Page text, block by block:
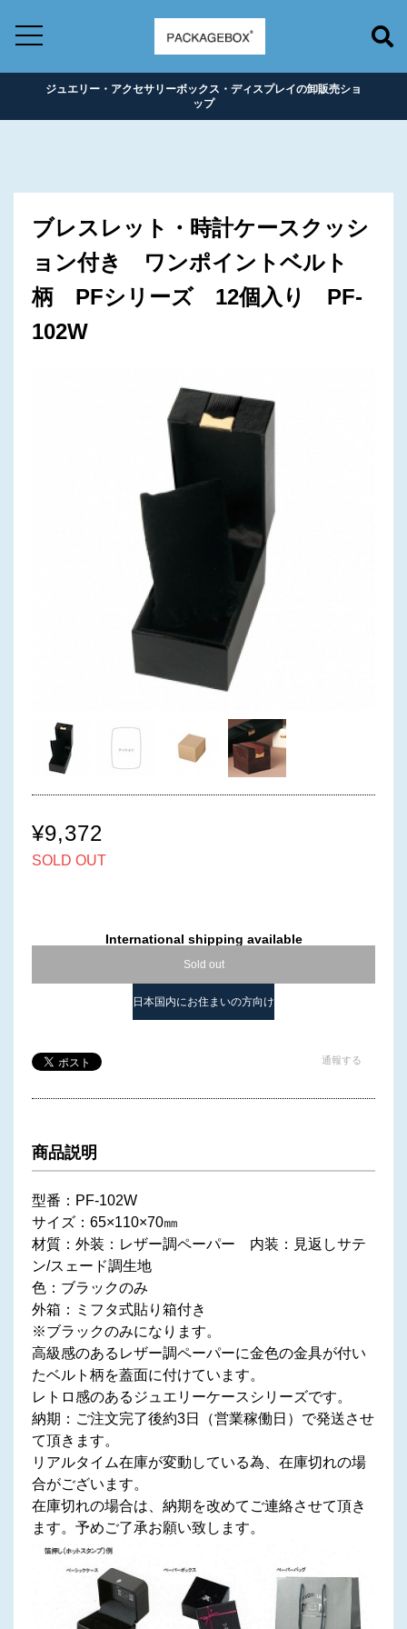
ジュエリー・アクセサリーボックス・ディスプレイの卸販売ショ
ップ
ブレスレット・時計ケースクッシ
ョン付き ワンポイントベルト
柄 PFシリーズ 12個入り PF-
102W
¥9,372
SOLD OUT
International shipping available
Sold out
日本国内にお住まいの方向け
通報する
商品説明
型番：PF-102W
サイズ：65×110×70㎜
材質：外装：レザー調ペーパー 内装：見返しサテ
ン/スェード調生地
色：ブラックのみ
外箱：ミフタ式貼り箱付き
※ブラックのみになります。
高級感のあるレザー調ペーパーに金色の金具が付い
たベルト柄を蓋面に付けています。
レトロ感のあるジュエリーケースシリーズです。
納期：ご注文完了後約3日（営業稼働日）で発送させ
て頂きます。
リアルタイム在庫が変動している為、在庫切れの場
合がございます。
在庫切れの場合は、納期を改めてご連絡させて頂き
ます。予めご了承お願い致します。